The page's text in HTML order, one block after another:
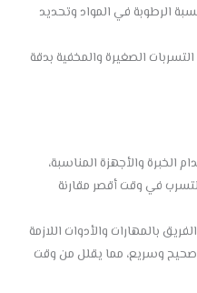
الرطوبة في المواد وتحديد
الصغيرة والمخفية بدقة
الخبرة والأجهزة المناسبة،
في وقت أقصر مقارنة
بالمهارات والأدوات اللازمة
صحيح وسريع، مما يقلل من وقت